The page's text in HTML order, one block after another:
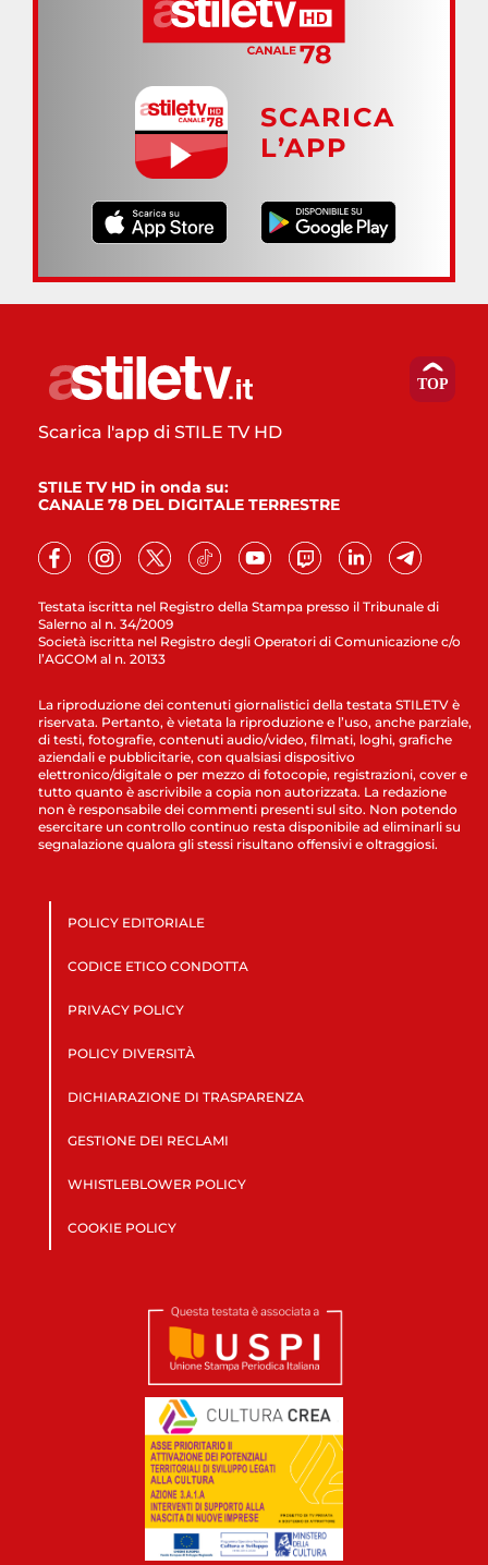
SCARICA
L’APP
Testata iscritta nel Registro della Stampa presso il Tribunale di
Salerno al n. 34/2009
Società iscritta nel Registro degli Operatori di Comunicazione c/o
l’AGCOM al n. 20133
Scarica l'app di STILE TV HD
STILE TV HD in onda su:
CANALE 78 DEL DIGITALE TERRESTRE
La riproduzione dei contenuti giornalistici della testata STILETV è
riservata. Pertanto, è vietata la riproduzione e l’uso, anche parziale,
di testi, fotografie, contenuti audio/video, filmati, loghi, grafiche
aziendali e pubblicitarie, con qualsiasi dispositivo
elettronico/digitale o per mezzo di fotocopie, registrazioni, cover e
tutto quanto è ascrivibile a copia non autorizzata. La redazione
non è responsabile dei commenti presenti sul sito. Non potendo
esercitare un controllo continuo resta disponibile ad eliminarli su
segnalazione qualora gli stessi risultano offensivi e oltraggiosi.
POLICY EDITORIALE
CODICE ETICO CONDOTTA
PRIVACY POLICY
POLICY DIVERSITÀ
DICHIARAZIONE DI TRASPARENZA
GESTIONE DEI RECLAMI
WHISTLEBLOWER POLICY
COOKIE POLICY